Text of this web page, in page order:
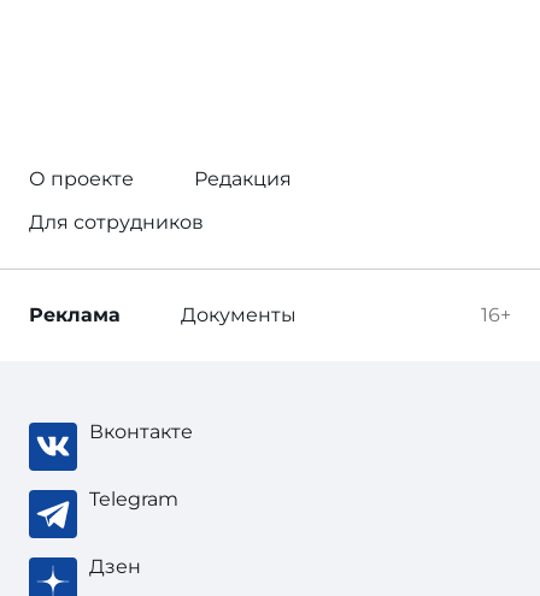
О проекте
Редакция
Для сотрудников
16+
Реклама Документы
Вконтакте
Telegram
Дзен